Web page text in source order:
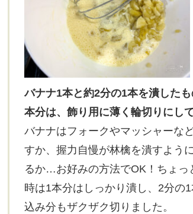
バナナ1本と約2分の1本を潰した
本分は、飾り用に薄く輪切りにし
バナナはフォークやマッシャーな
すか、握力自慢が林檎を潰すよう
るか…お好みの方法でOK！ちょっ
時は1本分はしっかり潰し、2分の
込み分もザクザク切りました。